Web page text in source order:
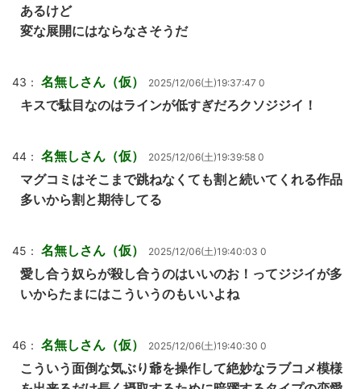
あるけど
変な展開にはならなさそうだ
43： 名無しさん（仮） 2025/12/06(土)19:37:47 0
キスで駄目なのはラインが低すぎだろクソジジイ！
44： 名無しさん（仮） 2025/12/06(土)19:39:58 0
マグコミはそこまで跳ねなくても割と続いてくれる作品
多いから割と期待してる
45： 名無しさん（仮） 2025/12/06(土)19:40:03 0
愛し合う奴らが殺し合うのはいいのお！ってジジイが多
いからたまにはこういうのもいいよね
46： 名無しさん（仮） 2025/12/06(土)19:40:30 0
こういう面倒な気ぶり爺を操作して絶妙なラブコメ模様